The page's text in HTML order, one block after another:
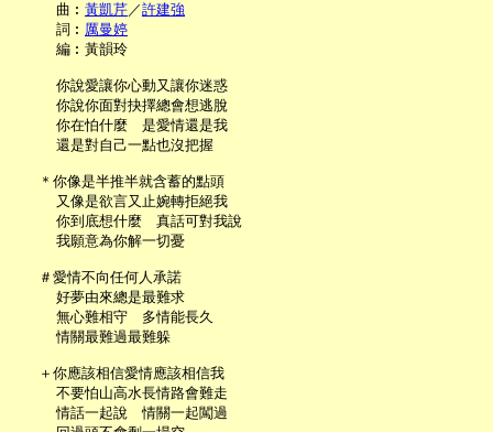
     曲︰
黃凱芹／許建強
     詞︰
厲曼婷
     編︰黃韻玲
     你說愛讓你心動又讓你迷惑
     你說你面對抉擇總會想逃脫
     你在怕什麼　是愛情還是我
     還是對自己一點也沒把握
   ＊你像是半推半就含蓄的點頭
     又像是欲言又止婉轉拒絕我
     你到底想什麼　真話可對我說
     我願意為你解一切憂
   ＃愛情不向任何人承諾
     好夢由來總是最難求
     無心難相守　多情能長久
     情關最難過最難躲
   ＋你應該相信愛情應該相信我
     不要怕山高水長情路會難走
     情話一起說　情關一起闖過